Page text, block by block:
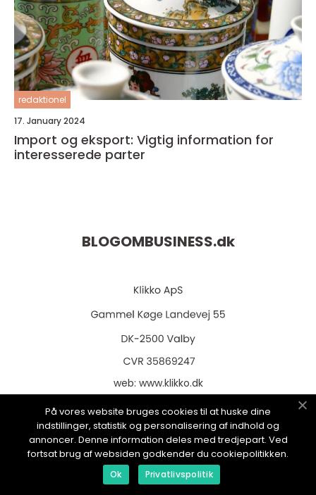
redaktionel
17. January 2024
Import og eksport: Vigtig information for
interesserede parter
BLOGOMBUSINESS.dk
web: www.klikko.dk
Menu
På vores website bruges cookies til at huske dine
indstillinger, statistik og personalisering af indhold og
annoncer. Denne information deles med tredjepart. Ved
fortsat brug af websiden godkender du cookiepolitikken.
Ok Privatlivspolitik